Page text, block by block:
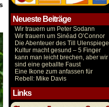
Neueste Beiträge
Wir trauern um Peter Sodann
Wir trauern um Sinéad O’Connor
Die Abenteuer des Till Ulenspiegel
Kultur macht gesund – 5 Finger
kann man leicht brechen, aber wir
sind eine geballte Faust
Eine Ikone zum anfassen für
Rebell: Mike Davis
Links